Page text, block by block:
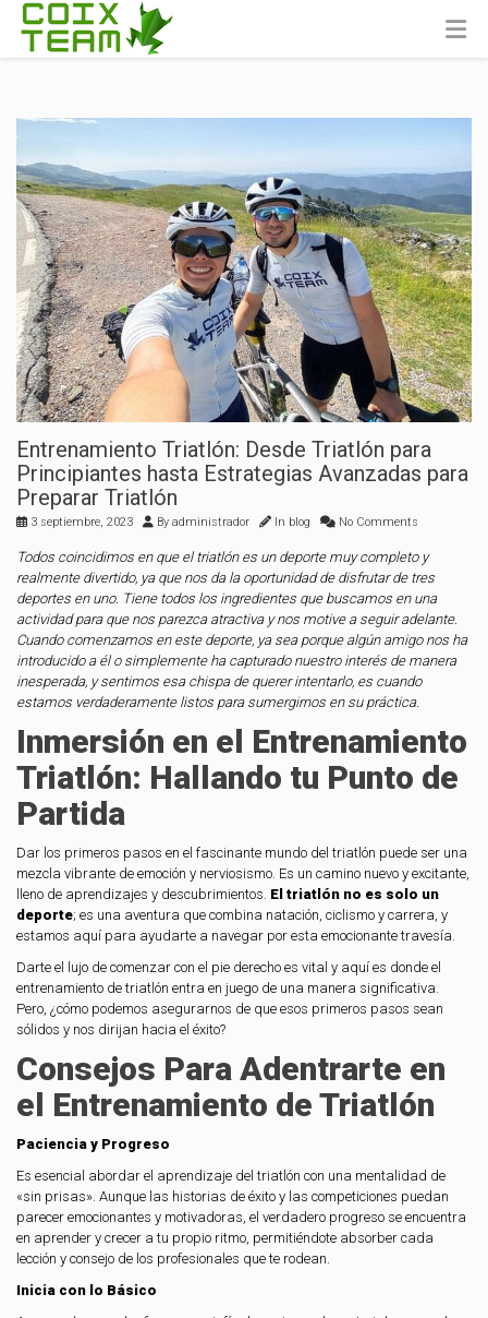
Entrenamiento Triatlón: Desde Triatlón para
Principiantes hasta Estrategias Avanzadas para
Preparar Triatlón
3 septiembre, 2023 By administrador In blog No Comments
Todos coincidimos en que el triatlón es un deporte muy completo y
realmente divertido, ya que nos da la oportunidad de disfrutar de tres
deportes en uno. Tiene todos los ingredientes que buscamos en una
actividad para que nos parezca atractiva y nos motive a seguir adelante.
Cuando comenzamos en este deporte, ya sea porque algún amigo nos ha
introducido a él o simplemente ha capturado nuestro interés de manera
inesperada, y sentimos esa chispa de querer intentarlo, es cuando
estamos verdaderamente listos para sumergirnos en su práctica.
Inmersión en el Entrenamiento
Triatlón: Hallando tu Punto de
Partida
Dar los primeros pasos en el fascinante mundo del triatlón puede ser una
mezcla vibrante de emoción y nerviosismo. Es un camino nuevo y excitante,
lleno de aprendizajes y descubrimientos. El triatlón no es solo un
deporte; es una aventura que combina natación, ciclismo y carrera, y
estamos aquí para ayudarte a navegar por esta emocionante travesía.
Darte el lujo de comenzar con el pie derecho es vital y aquí es donde el
entrenamiento de triatlón entra en juego de una manera significativa.
Pero, ¿cómo podemos asegurarnos de que esos primeros pasos sean
sólidos y nos dirijan hacia el éxito?
Consejos Para Adentrarte en
el Entrenamiento de Triatlón
Paciencia y Progreso
Es esencial abordar el aprendizaje del triatlón con una mentalidad de
«sin prisas». Aunque las historias de éxito y las competiciones puedan
parecer emocionantes y motivadoras, el verdadero progreso se encuentra
en aprender y crecer a tu propio ritmo, permitiéndote absorber cada
lección y consejo de los profesionales que te rodean.
Inicia con lo Básico